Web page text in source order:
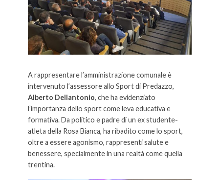
A rappresentare l’amministrazione comunale è
intervenuto l’assessore allo Sport di Predazzo,
Alberto Dellantonio, che ha evidenziato
l’importanza dello sport come leva educativa e
formativa. Da politico e padre di un ex studente-
atleta della Rosa Bianca, ha ribadito come lo sport,
oltre a essere agonismo, rappresenti salute e
benessere, specialmente in una realtà come quella
trentina.